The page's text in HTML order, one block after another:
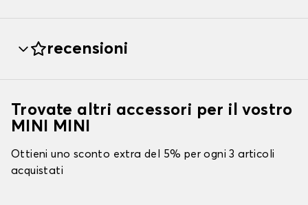
recensioni
Trovate altri accessori per il vostro
MINI MINI
Ottieni uno sconto extra del 5% per ogni 3 articoli
acquistati